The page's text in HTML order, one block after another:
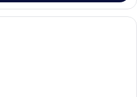
Ein Hotelzimmer mit einem großen